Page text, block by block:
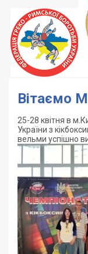
Вітаємо
25-28 квітня в
України з
вельми успішно